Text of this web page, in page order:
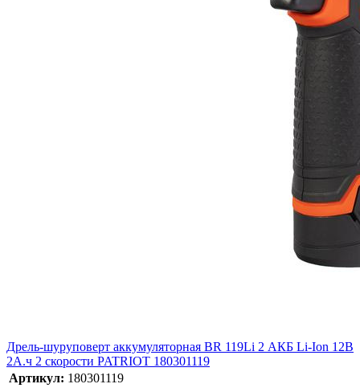
Дрель-шуруповерт аккумуляторная BR 119Li 2 АКБ Li-Ion 12В
2А.ч 2 скорости PATRIOT 180301119
Артикул: 180301119